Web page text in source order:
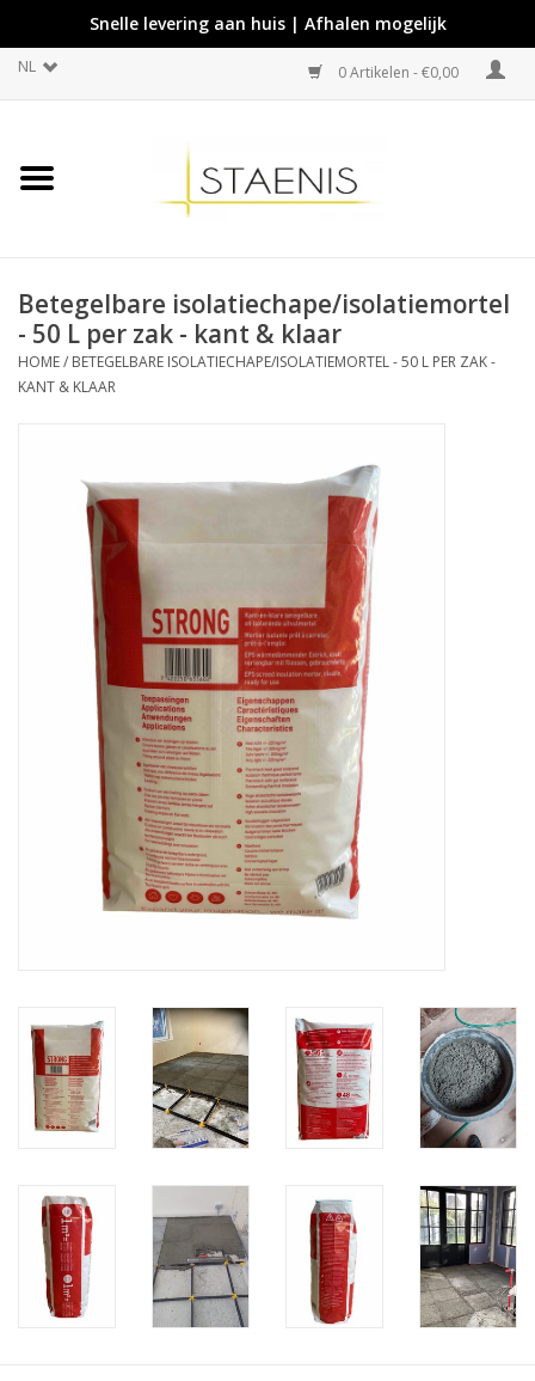
Snelle levering aan huis | Afhalen mogelijk
NL 0 Artikelen - €0,00
Betegelbare isolatiechape/isolatiemortel
- 50 L per zak - kant & klaar
HOME/ BETEGELBARE ISOLATIECHAPE/ISOLATIEMORTEL - 50 L PER ZAK -
KANT & KLAAR